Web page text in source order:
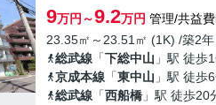
9万円～9.2万円 管理/共益
23.35㎡～23.51㎡ (1K) /築2
総武線 「下総中山 」駅 徒歩
京成本線 「東中山 」駅 徒歩
総武線 「西船橋 」駅 徒歩20